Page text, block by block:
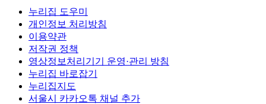
누리집 도우미
개인정보 처리방침
이용약관
저작권 정책
영상정보처리기기 운영·관리 방침
누리집 바로잡기
누리집지도
서울시 카카오톡 채널 추가